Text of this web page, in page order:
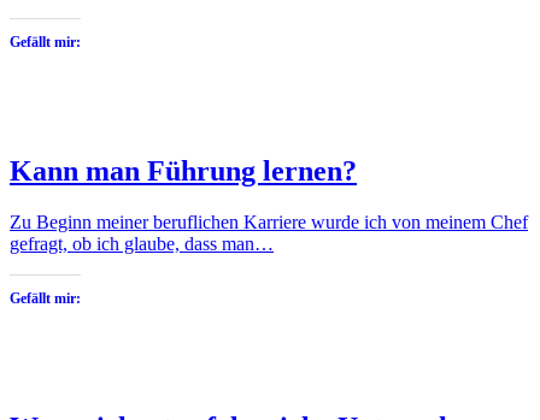
Gefällt mir:
Kann man Führung lernen?
Zu Beginn meiner beruflichen Karriere wurde ich von meinem Chef
gefragt, ob ich glaube, dass man…
Gefällt mir: